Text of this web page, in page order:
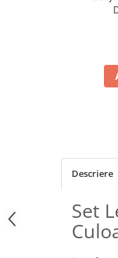
Descriere
Set